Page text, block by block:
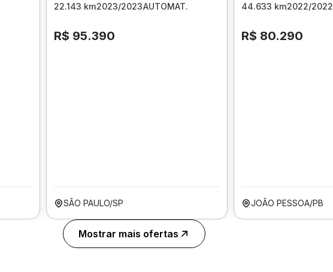
22.143 km2023/2023AUTOMAT.
R$ 95.390
SÃO PAULO/SP
44.633 km2022/2022
R$ 80.290
JOÃO PESSOA/PB
Mostrar mais ofertas